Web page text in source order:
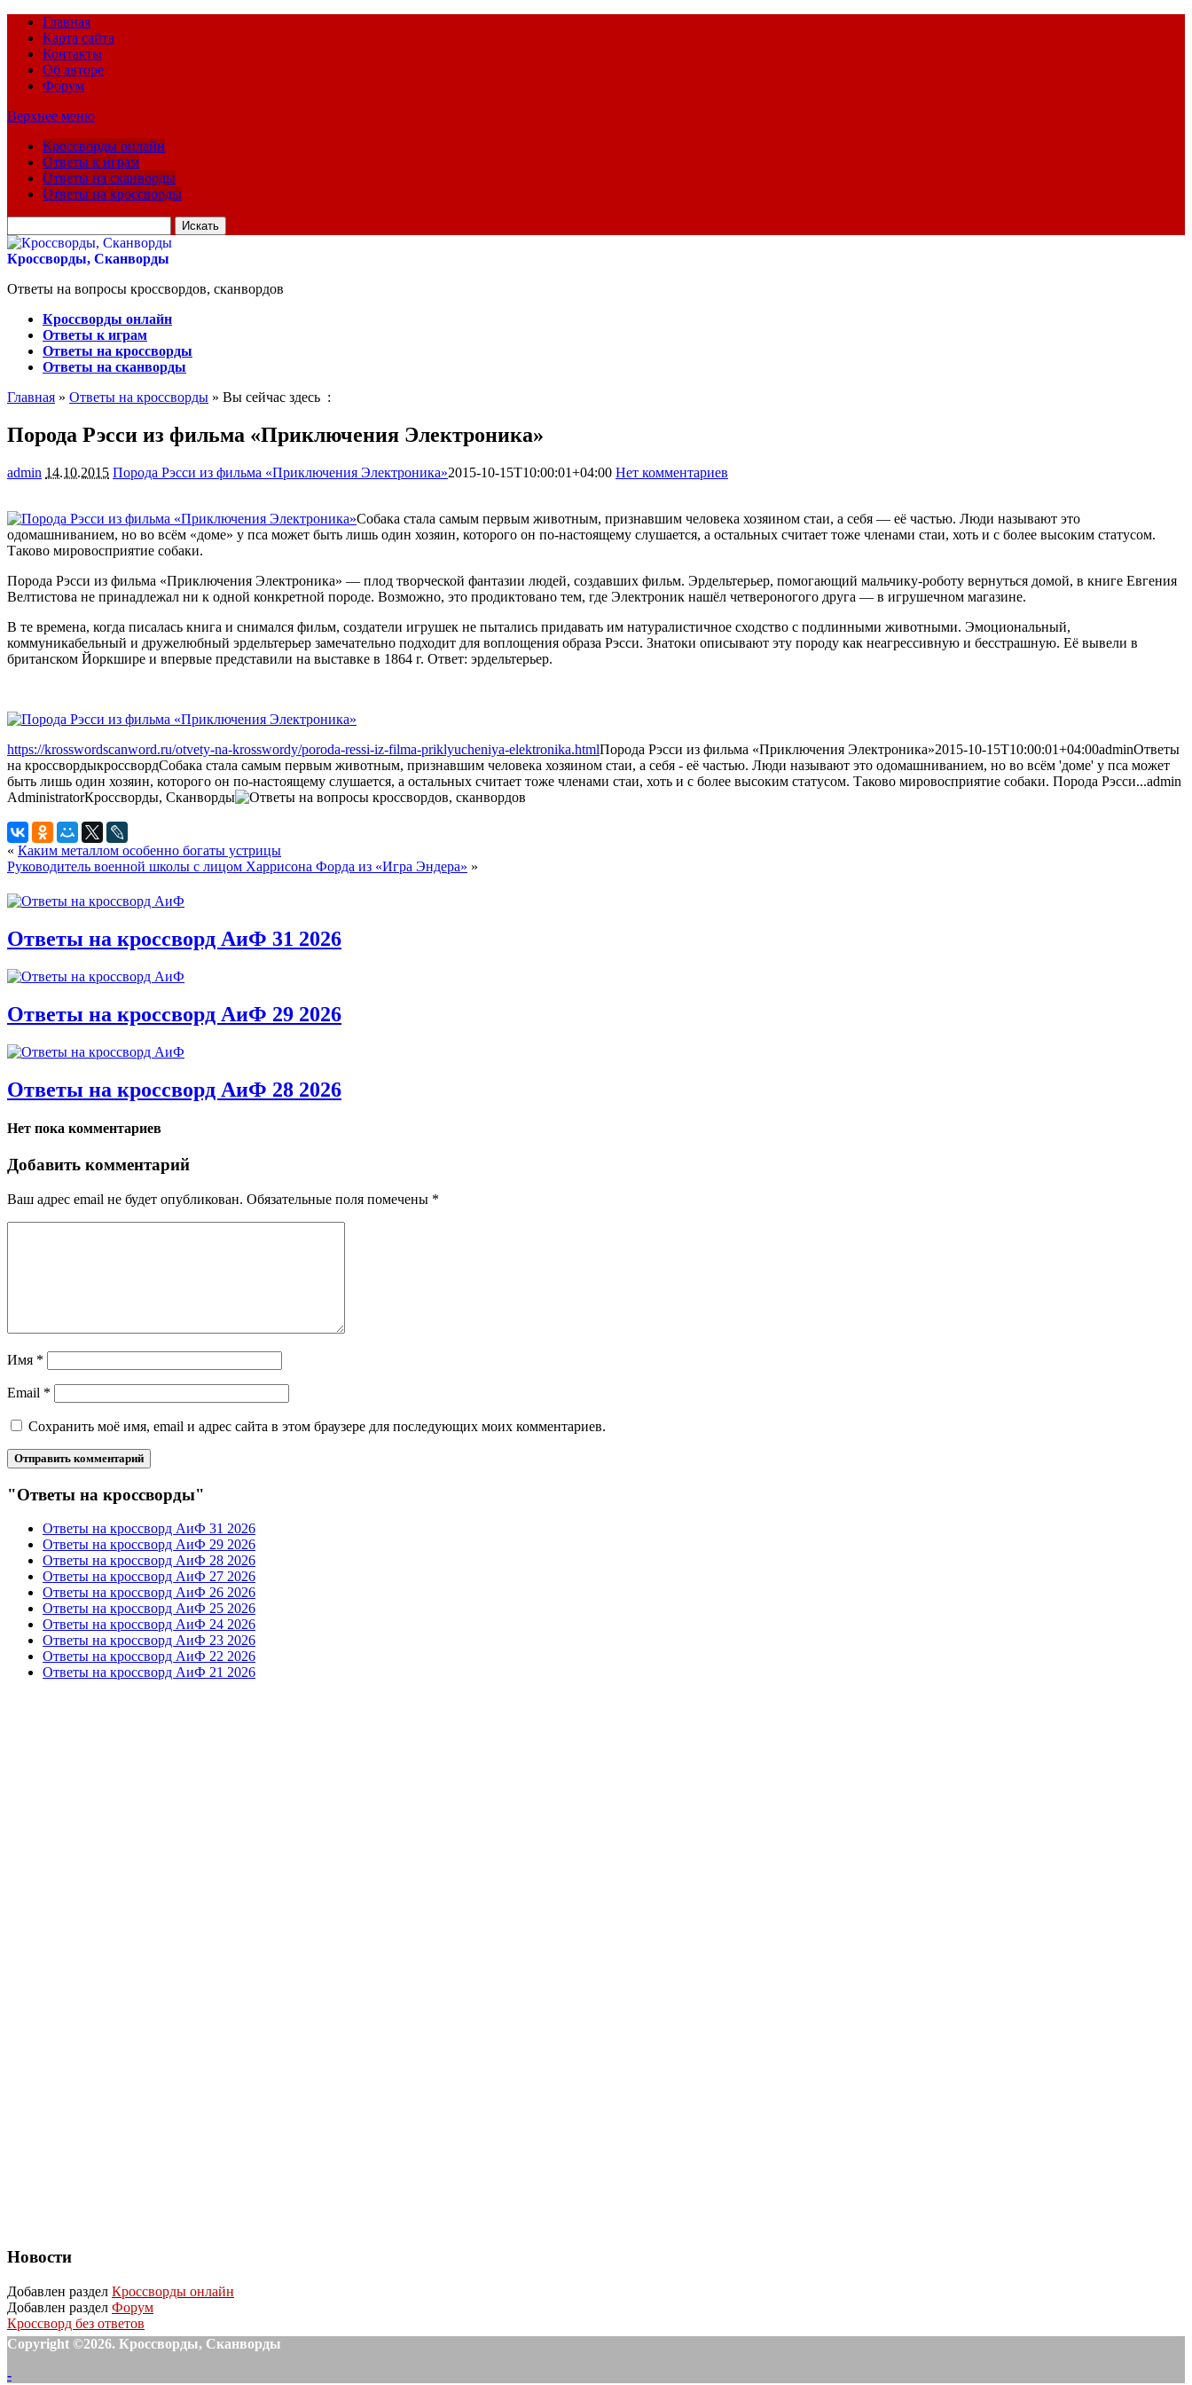
Главная
Карта сайта
Контакты
Об авторе
Форум
Верхнее меню
Кроссворды онлайн
Ответы к играм
Ответы на сканворды
Ответы на кроссворды
для:
Кроссворды, Сканворды
Ответы на вопросы кроссвордов, сканвордов
Кроссворды онлайн
Ответы к играм
Ответы на кроссворды
Ответы на сканворды
Главная » Ответы на кроссворды » Вы сейчас здесь :
Порода Рэсси из фильма «Приключения Электроника»
admin 14.10.2015 Порода Рэсси из фильма «Приключения Электроника»2015-10-15T10:00:01+04:00 Нет комментариев
Собака стала самым первым животным, признавшим человека хозяином стаи, а себя — её частью. Люди называют это
одомашниванием, но во всём «доме» у пса может быть лишь один хозяин, которого он по-настоящему слушается, а остальных считает тоже членами стаи, хоть и с более высоким статусом.
Таково мировосприятие собаки.
Порода Рэсси из фильма «Приключения Электроника» — плод творческой фантазии людей, создавших фильм. Эрдельтерьер, помогающий мальчику-роботу вернуться домой, в книге Евгения
Велтистова не принадлежал ни к одной конкретной породе. Возможно, это продиктовано тем, где Электроник нашёл четвероногого друга — в игрушечном магазине.
В те времена, когда писалась книга и снимался фильм, создатели игрушек не пытались придавать им натуралистичное сходство с подлинными животными. Эмоциональный,
коммуникабельный и дружелюбный эрдельтерьер замечательно подходит для воплощения образа Рэсси. Знатоки описывают эту породу как неагрессивную и бесстрашную. Её вывели в
британском Йоркшире и впервые представили на выставке в 1864 г. Ответ: эрдельтерьер.
https://krosswordscanword.ru/otvety-na-krosswordy/poroda-ressi-iz-filma-priklyucheniya-elektronika.htmlПорода Рэсси из фильма «Приключения Электроника»2015-10-15T10:00:01+04:00adminОтветы
на кроссвордыкроссвордСобака стала самым первым животным, признавшим человека хозяином стаи, а себя - её частью. Люди называют это одомашниванием, но во всём 'доме' у пса может
быть лишь один хозяин, которого он по-настоящему слушается, а остальных считает тоже членами стаи, хоть и с более высоким статусом. Таково мировосприятие собаки. Порода Рэсси...admin
AdministratorКроссворды, Сканворды
« Каким металлом особенно богаты устрицы
Руководитель военной школы с лицом Харрисона Форда из «Игра Эндера» »
Ответы на кроссворд АиФ 31 2026
Ответы на кроссворд АиФ 29 2026
Ответы на кроссворд АиФ 28 2026
Нет пока комментариев
Добавить комментарий
Ваш адрес email не будет опубликован. Обязательные поля помечены *
Имя *
Email *
Сохранить моё имя, email и адрес сайта в этом браузере для последующих моих комментариев.
"Ответы на кроссворды"
Ответы на кроссворд АиФ 31 2026
Ответы на кроссворд АиФ 29 2026
Ответы на кроссворд АиФ 28 2026
Ответы на кроссворд АиФ 27 2026
Ответы на кроссворд АиФ 26 2026
Ответы на кроссворд АиФ 25 2026
Ответы на кроссворд АиФ 24 2026
Ответы на кроссворд АиФ 23 2026
Ответы на кроссворд АиФ 22 2026
Ответы на кроссворд АиФ 21 2026
Новости
Добавлен раздел Кроссворды онлайн
Добавлен раздел Форум
Кроссворд без ответов
Copyright ©2026. Кроссворды, Сканворды
-